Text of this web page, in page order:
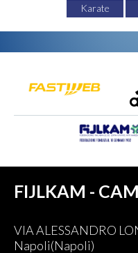
Karate
FIJLKAM -
VIA ALESSANDRO
Napoli(Napoli)